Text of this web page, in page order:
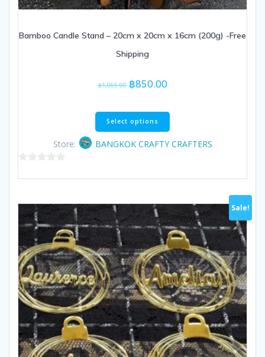
Bamboo Candle Stand – 20cm x 20cm x 16cm (200g) -Free
Shipping
฿1,065.00 Original
฿1,065.00.
฿850.00Current
Select options
This
multiple
chosen
on
the
product
page
Store: BANGKOK CRAFTY CRAFTERS
out
5
Sale!